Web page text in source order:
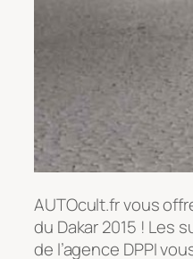
AUTOcult.fr vous
du Dakar 2015 ! Les
de l’agence DPPI